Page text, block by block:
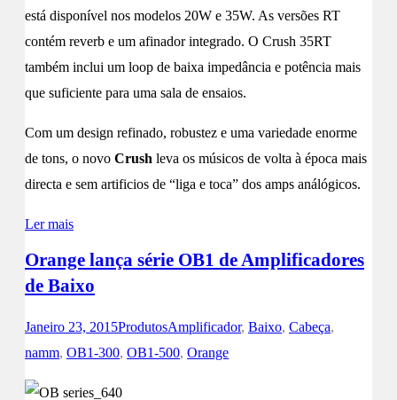
está disponível nos modelos 20W e 35W. As versões RT
contém reverb e um afinador integrado. O Crush 35RT
também inclui um loop de baixa impedância e potência mais
que suficiente para uma sala de ensaios.
Com um design refinado, robustez e uma variedade enorme
de tons, o novo Crush leva os músicos de volta à época mais
directa e sem artificios de “liga e toca” dos amps análógicos.
Ler mais
Orange lança série OB1 de Amplificadores
de Baixo
Janeiro 23, 2015ProdutosAmplificador, Baixo, Cabeça,
namm, OB1-300, OB1-500, Orange